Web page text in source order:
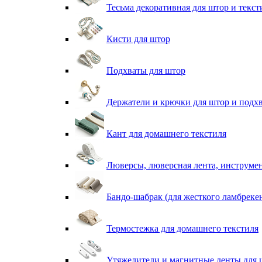
Тесьма декоративная для штор и
Кисти для штор
Подхваты для штор
Держатели и крючки для штор и
Кант для домашнего текстиля
Люверсы, люверсная лента,
Бандо-шабрак (для жесткого
Термостежка для домашнего текстиля
Утяжелители и магнитные ленты для